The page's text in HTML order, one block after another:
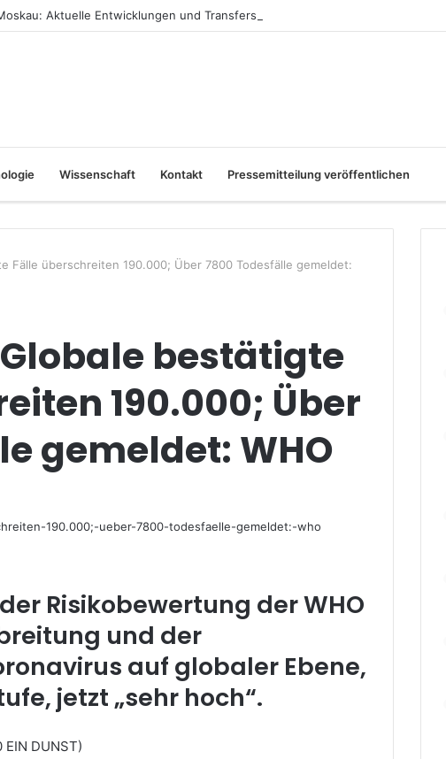
Aktuelle Entwicklungen und Transfers
Wissenschaft Kontakt Pressemitteilung veröffentlichen
Fälle überschreiten 190.000; Über 7800 Todesfälle gemeldet:
bestätigte
190.000; Über
gemeldet: WHO
Risikobewertung der WHO
und der
auf globaler Ebene,
jetzt „sehr hoch“.
DUNST)